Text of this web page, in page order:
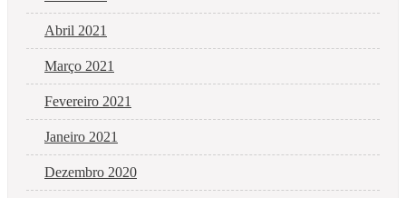
Abril 2021
Março 2021
Fevereiro 2021
Janeiro 2021
Dezembro 2020